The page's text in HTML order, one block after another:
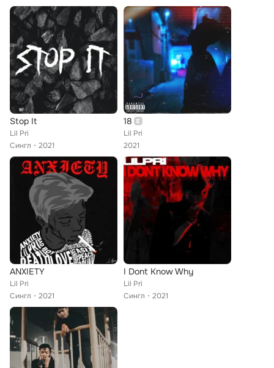
Stop It
Lil Pri
Сингл
2021
18
Lil Pri
2021
ANXIETY
Lil Pri
Сингл
2021
I Dont Know Why
Lil Pri
Сингл
2021